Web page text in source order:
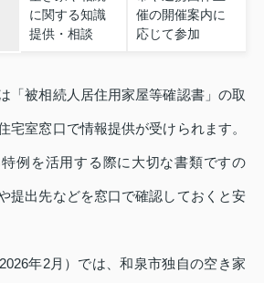
に関する知識
提供・相談
催の開催案内に
応じて参加
「被相続人居住用家屋等確認書」の取
宅室窓口で情報提供が受けられます。
例を活用する際に大切な書類ですの
提出先などを窓口で確認しておくと安
年2月）では、和泉市独自の空き家